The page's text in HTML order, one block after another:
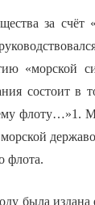
за счёт
состоит в
флоту…»1.
флота.
была издана